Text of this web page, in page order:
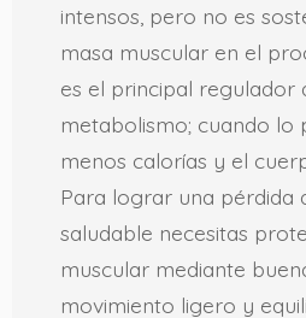
intensos, pero no es
masa muscular en el
es el principal regulador
metabolismo; cuando lo
menos calorías y el
Para lograr una pérdida
saludable necesitas
muscular mediante
movimiento ligero y